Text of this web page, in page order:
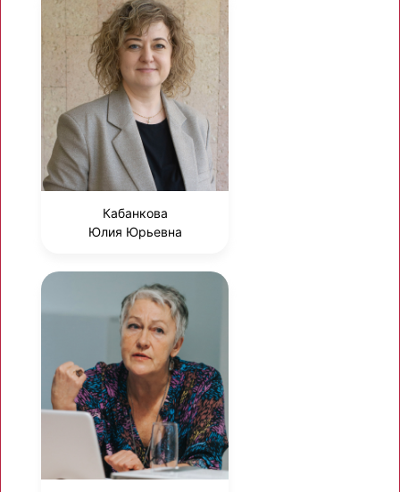
Кабанкова
Юлия Юрьевна